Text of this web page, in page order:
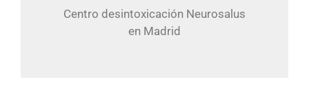
Centro desintoxicación Neurosalus
en Madrid